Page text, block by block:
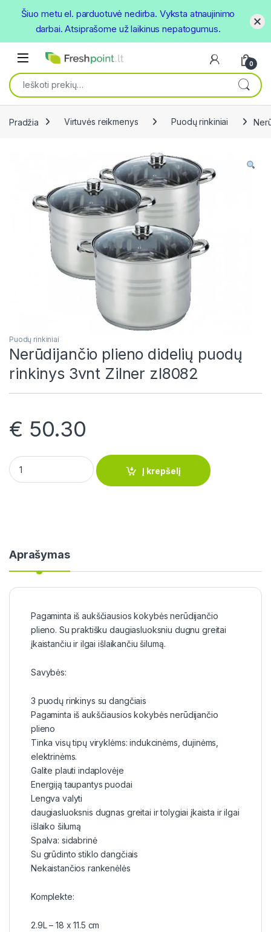
Open
0
Ieškoti:
Pradžia Virtuvės reikmenys Puodų rinkiniai
Puodų rinkiniai
Nerūdijančio plieno didelių puodų
rinkinys 3vnt Zilner zl8082
€ 50.30
Nerūdijančio plieno didelių puodų rinkinys 3vnt Zilner zl8082
Į krepšelį
Aprašymas
Pagaminta iš aukščiausios kokybės nerūdijančio
plieno. Su praktišku daugiasluoksniu dugnu greitai
įkaistančiu ir ilgai išlaikančiu šilumą.
Savybės:
3 puodų rinkinys su dangčiais
Pagaminta iš aukščiausios kokybės nerūdijančio
plieno
Tinka visų tipų viryklėms: indukcinėms, dujinėms,
elektrinėms.
Galite plauti indaplovėje
Energiją taupantys puodai
Lengva valyti
daugiasluoksnis dugnas greitai ir tolygiai įkaista ir ilgai
išlaiko šilumą
Spalva: sidabrinė
Su grūdinto stiklo dangčiais
Nekaistančios rankenėlės
Komplekte:
2.9L – 18 x 11.5 cm
Šiuo metu el. parduotuvė nedirba. Vyksta atnaujinimo
darbai. Atsiprašome už laikinus nepatogumus.